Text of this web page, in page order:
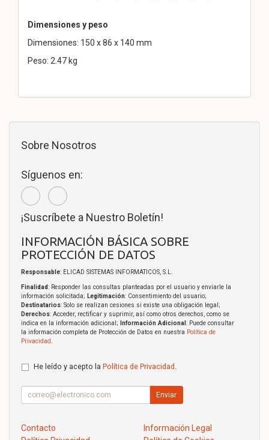
Dimensiones y peso
Dimensiones: 150 x 86 x 140 mm
Peso: 2.47 kg
Sobre Nosotros
Síguenos en:
¡Suscríbete a Nuestro Boletín!
INFORMACIÓN BÁSICA SOBRE
PROTECCIÓN DE DATOS
Responsable: ELICAD SISTEMAS INFORMATICOS, S.L.
Finalidad: Responder las consultas planteadas por el usuario y enviarle la
información solicitada; Legitimación: Consentimiento del usuario;
Destinatarios: Solo se realizan cesiones si existe una obligación legal;
Derechos: Acceder, rectificar y suprimir, así como otros derechos, como se
indica en la información adicional;
Información Adicional : Puede consultar
la información completa de Protección de Datos en nuestra Política de
Privacidad
He leído y acepto la Política de Privacidad
Enviar
Contacto
Información Legal